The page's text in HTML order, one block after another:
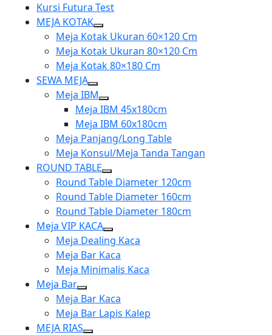
Kursi Futura Test
MEJA KOTAK
Show
sub
menu
Meja Kotak Ukuran 60×120 Cm
Meja Kotak Ukuran 80×120 Cm
Meja Kotak 80×180 Cm
SEWA MEJA
Show
sub
menu
Meja IBM
Show
sub
menu
Meja IBM 45x180cm
Meja IBM 60x180cm
Meja Panjang/Long Table
Meja Konsul/Meja Tanda Tangan
ROUND TABLE
Show
sub
menu
Round Table Diameter 120cm
Round Table Diameter 160cm
Round Table Diameter 180cm
Meja VIP KACA
Show
sub
menu
Meja Dealing Kaca
Meja Bar Kaca
Meja Minimalis Kaca
Meja Bar
Show
sub
menu
Meja Bar Kaca
Meja Bar Lapis Kalep
MEJA RIAS